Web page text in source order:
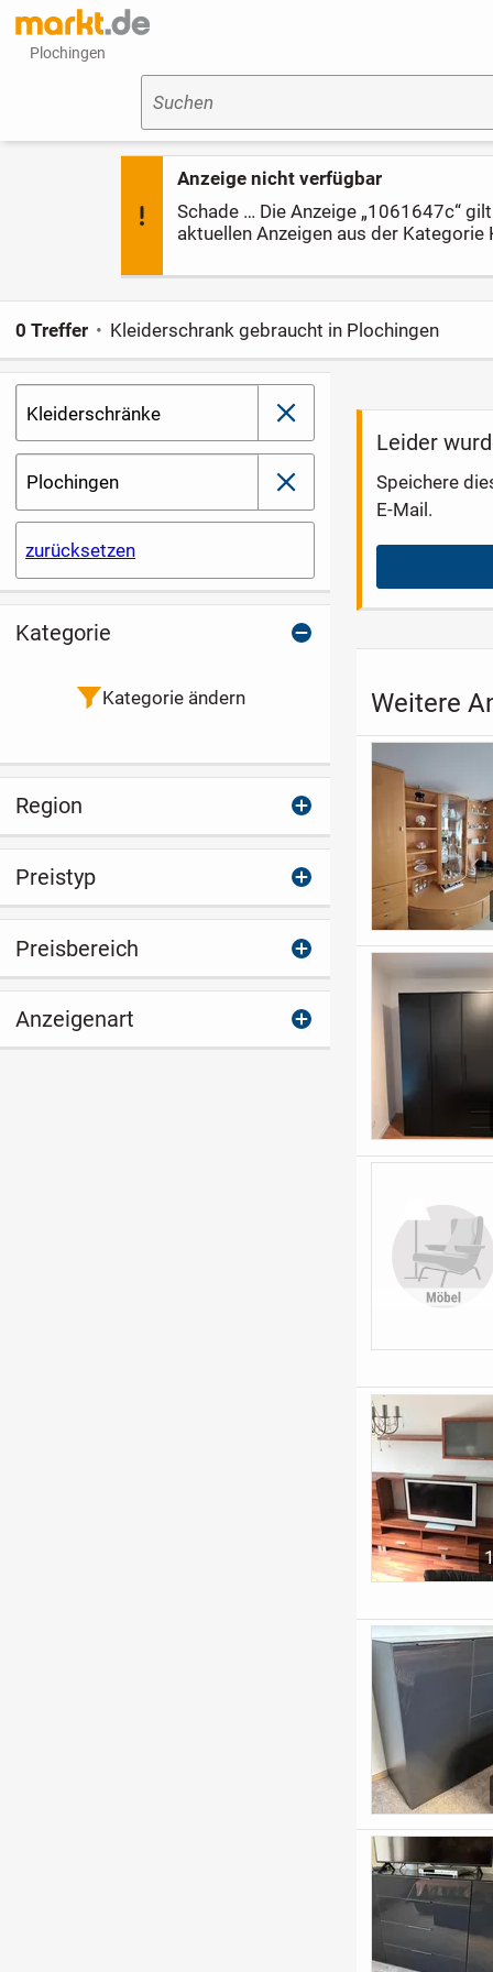
Plochingen
Anzeige nicht verfügbar
Schade … Die Anzeige „1061647c“
aktuellen Anzeigen aus der Kategorie
Suchen
Kleiderschränke schließen
Plochingen schließen
zurücksetzen
0 Treffer Kleiderschrank gebraucht in Plochingen
Leider
Speichere
E-Mail.
Weitere
Kategorie
Kategorie ändern
Region
Preistyp
Preisbereich
Anzeigenart